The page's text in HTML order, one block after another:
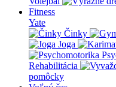
Fitness
Yate
Činky
Joga
Rehabilitácia
pomôcky